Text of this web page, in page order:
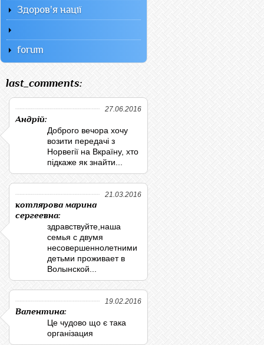
Здоров'я нації
forum
last_comments:
27.06.2016
Андрій:
Доброго вечора хочу
возити передачі з
Норвегії на Вкраїну, хто
підкаже як знайти...
21.03.2016
котлярова марина
сергеевна:
здравствуйте,наша
семья с двумя
несовершеннолетними
детьми проживает в
Волынской...
19.02.2016
Валентина:
Це чудово що є така
організация